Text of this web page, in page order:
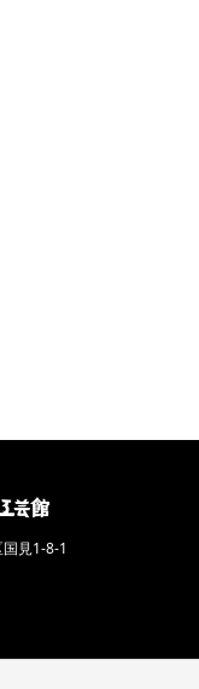
見1-8-1